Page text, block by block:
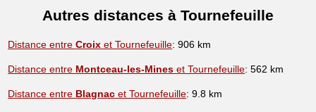
Autres distances à Tournefeuille
Distance entreCroix et Tournefeuille: 906 km
Distance entre Montceau-les-Mines et Tournefeuille: 562 km
Distance entre Blagnac et Tournefeuille: 9.8 km